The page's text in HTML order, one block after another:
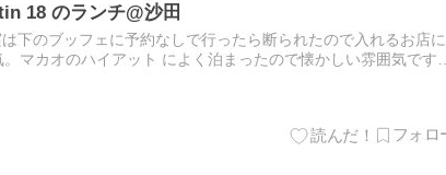
18 のランチ@沙田
下のブッフェに予約なしで行ったら断られたので入れるお店に
マカオのハイアット によく泊まったので懐かしい雰囲気です。